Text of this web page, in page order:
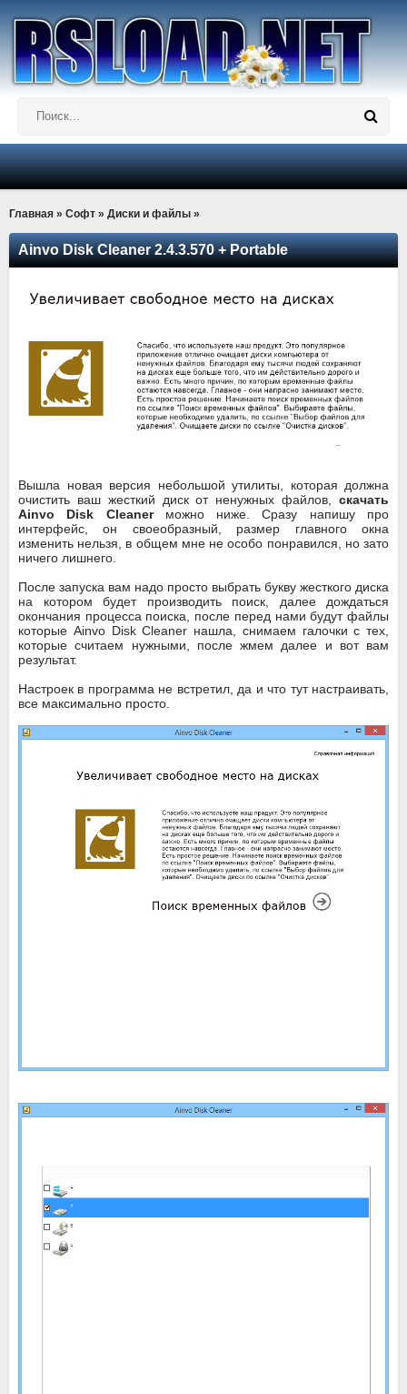
Главная » Софт » Диски и файлы »
Ainvo Disk Cleaner 2.4.3.570 + Portable
Вышла новая версия небольшой утилиты, которая должна
очистить ваш жесткий диск от ненужных файлов, скачать
Ainvo Disk Cleaner можно ниже. Сразу напишу про
интерфейс, он своеобразный, размер главного окна
изменить нельзя, в общем мне не особо понравился, но зато
ничего лишнего.
После запуска вам надо просто выбрать букву жесткого диска
на котором будет производить поиск, далее дождаться
окончания процесса поиска, после перед нами будут файлы
которые Ainvo Disk Cleaner нашла, снимаем галочки с тех,
которые считаем нужными, после жмем далее и вот вам
результат.
Настроек в программа не встретил, да и что тут настраивать,
все максимально просто.